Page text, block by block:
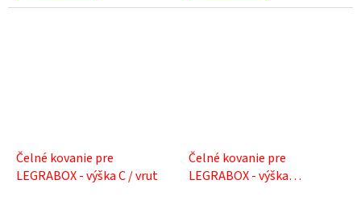
Čelné kovanie pre
LEGRABOX - výška C / vrut
Čelné kovanie pre
LEGRABOX - výška